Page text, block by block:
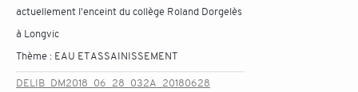
actuellement l'enceint du collège Roland Dorgelès
à Longvic
Thème : EAU ET ASSAINISSEMENT
DELIB_DM2018_06_28_032A_20180628